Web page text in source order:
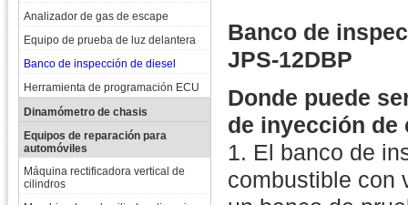
Analizador de gas de escape
Equipo de prueba de luz delantera
Banco de inspección de diesel
Herramienta de programación ECU
Dinamómetro de chasis
Equipos de reparación para
automóviles
Máquina rectificadora vertical de
cilindros
Banco de
JPS-12DBP
Donde puede
de inyección de
1. El banco de
combustible con